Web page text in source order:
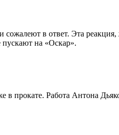
в ответ. Эта
пускают на «Оскар».
прокате. Работа Антона